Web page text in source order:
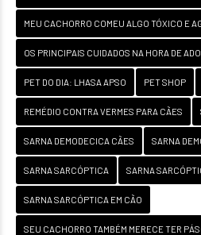
MEU CACHORRO COMEU ALGO TÓXICO E
OS PRINCIPAIS CUIDADOS NA HORA DE
PET DO DIA: LHASA APSO PET SHOP
REMÉDIO CONTRA VERMES PARA CÃES
SARNA DEMODECICA CÃES SARNA
SARNA SARCÓPTICA SARNA
SARNA SARCÓPTICA EM CÃO
SEU CACHORRO TAMBÉM MERECE TER